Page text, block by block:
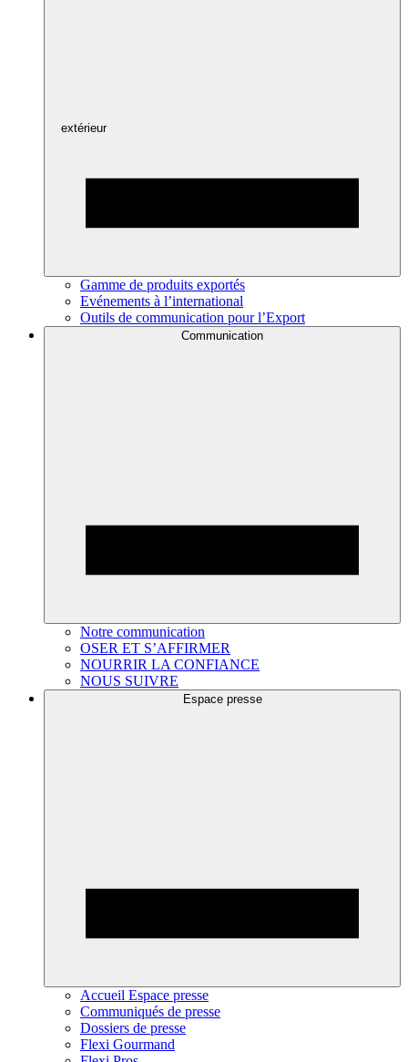
extérieur
Gamme de produits exportés
Evénements à l’international
Outils de communication pour l’Export
Communication
Notre communication
OSER ET S’AFFIRMER
NOURRIR LA CONFIANCE
NOUS SUIVRE
Espace presse
Accueil Espace presse
Communiqués de presse
Dossiers de presse
Flexi Gourmand